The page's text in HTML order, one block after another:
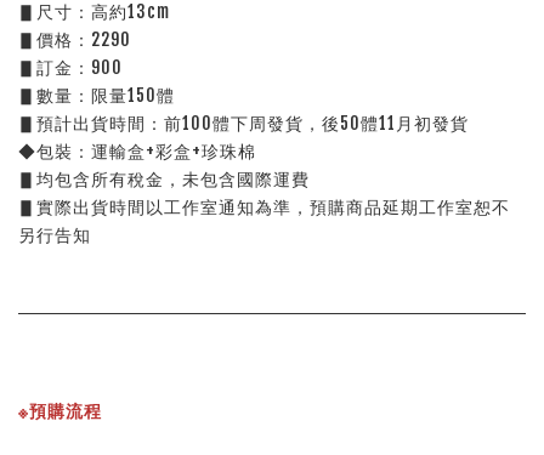
▋尺寸：高約13cm
▋價格：2290
▋訂金：900
▋數量：限量150體
▋預計出貨時間：前100體下周發貨，後50體11月初發貨
◆包裝：運輸盒+彩盒+珍珠棉
▋均包含所有稅金，未包含國際運費
▋實際出貨時間以工作室通知為準，預購商品延期工作室恕不
另行告知
※預購流程